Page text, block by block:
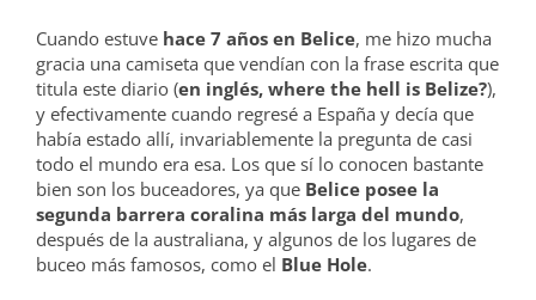
Cuando estuve hace 7 años en Belice, me hizo mucha
gracia una camiseta que vendían con la frase escrita que
titula este diario (en inglés, where the hell is Belize?),
y efectivamente cuando regresé a España y decía que
había estado allí, invariablemente la pregunta de casi
todo el mundo era esa. Los que sí lo conocen bastante
bien son los buceadores, ya que Belice posee la
segunda barrera coralina más larga del mundo,
después de la australiana, y algunos de los lugares de
buceo más famosos, como el Blue Hole.